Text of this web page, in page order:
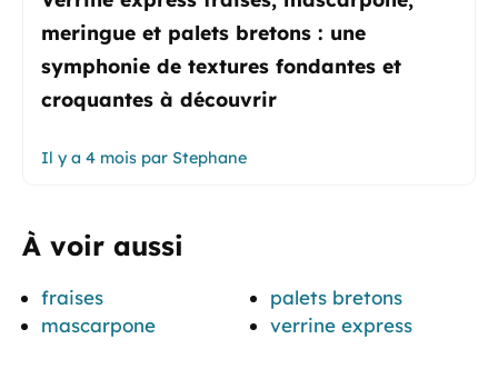
meringue et palets bretons : une
symphonie de textures fondantes et
croquantes à découvrir
Il y a 4 mois par Stephane
À voir aussi
fraises
mascarpone
palets bretons
verrine express